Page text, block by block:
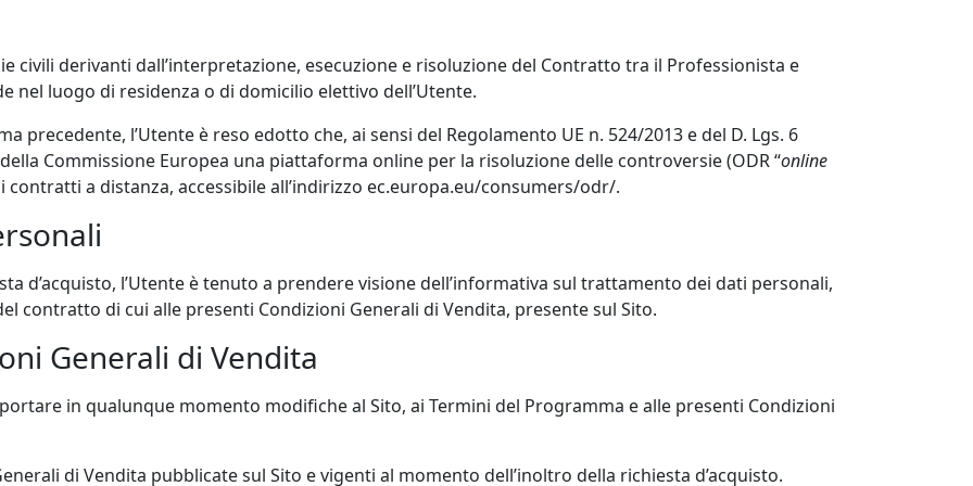
civili derivanti dall’interpretazione, esecuzione e risoluzione del Contratto tra il Professionista e
nel luogo di residenza o di domicilio elettivo dell’Utente.
precedente, l’Utente è reso edotto che, ai sensi del Regolamento UE n. 524/2013 e del D. Lgs. 6
Commissione Europea una piattaforma online per la risoluzione delle controversie (ODR “online
contratti a distanza, accessibile all’indirizzo ec.europa.eu/consumers/odr/.
d’acquisto, l’Utente è tenuto a prendere visione dell’informativa sul trattamento dei dati personali,
contratto di cui alle presenti Condizioni Generali di Vendita, presente sul Sito.
Generali di Vendita
in qualunque momento modifiche al Sito, ai Termini del Programma e alle presenti Condizioni
di Vendita pubblicate sul Sito e vigenti al momento dell’inoltro della richiesta d’acquisto.